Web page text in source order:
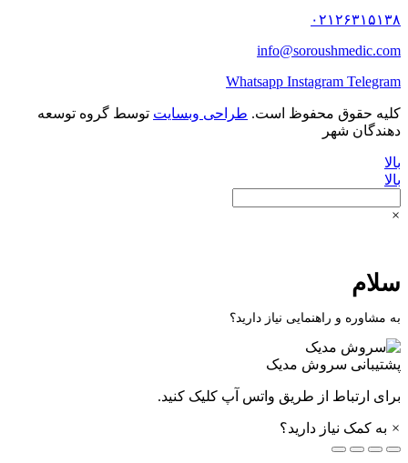
۰۲۱۲۶۳۱۵۱۳۸
info@soroushmedic.com
Whatsapp Instagram Telegram
کلیه حقوق محفوظ است. طراحی وبسایت توسط گروه توسعه
دهندگان شهر
بالا
بالا
×
سلام
به مشاوره و راهنمایی نیاز دارید؟
پشتیبانی سروش مدیک
برای ارتباط از طریق واتس آپ کلیک کنید.
× به کمک نیاز دارید؟